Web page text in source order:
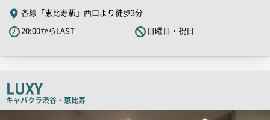
舗
PR
キ
コ
ピ
各線「恵比寿駅」西口より徒歩3分
20:00からLAST
日曜日・祝日
LUXY
キャバクラ渋谷・恵比寿
検